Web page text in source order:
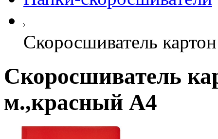
Скоросшиватель
Скоросшиватель
м.,красный А4